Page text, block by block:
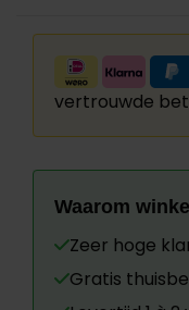
vertrouwde
Waarom
Zeer hoge
Gratis